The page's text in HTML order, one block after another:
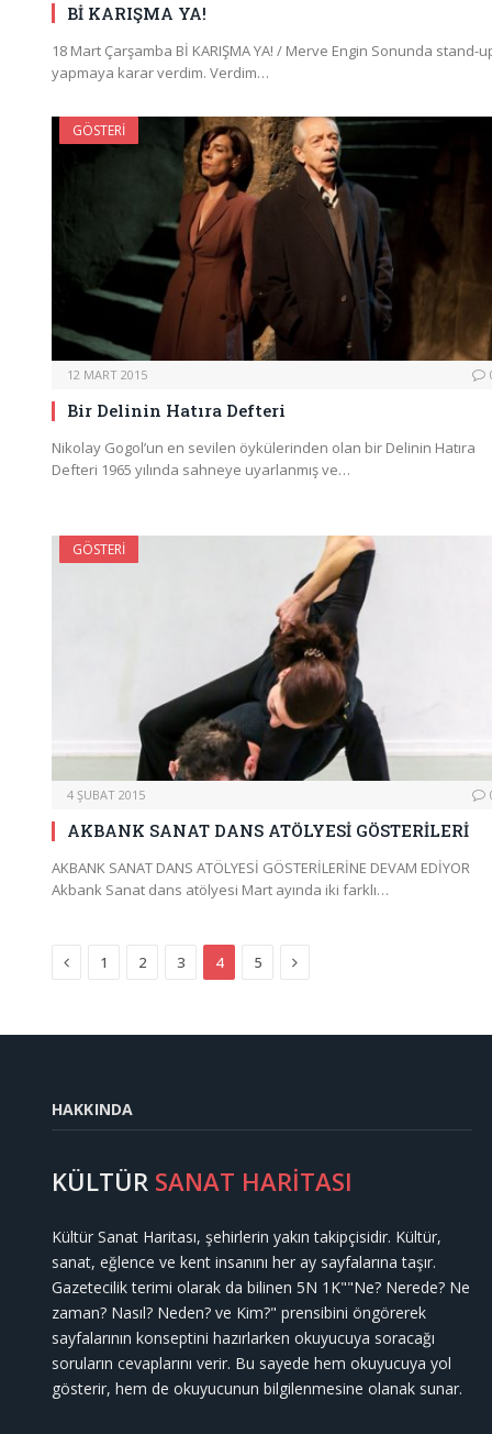
Bİ KARIŞMA YA!
18 Mart Çarşamba Bİ KARIŞMA YA! / Merve Engin Sonunda stand-
yapmaya karar verdim. Verdim…
GÖSTERI
12 MART 2015
Bir Delinin Hatıra Defteri
Nikolay Gogol’un en sevilen öykülerinden olan bir Delinin Hatıra
Defteri 1965 yılında sahneye uyarlanmış ve…
GÖSTERI
4 ŞUBAT 2015
AKBANK SANAT DANS ATÖLYESİ GÖSTERİLERİ
AKBANK SANAT DANS ATÖLYESİ GÖSTERİLERİNE DEVAM EDİYOR
Akbank Sanat dans atölyesi Mart ayında iki farklı…
Previous
1 2 3 4 5 Next
HAKKINDA
KÜLTÜR SANAT HARİTASI
Kültür Sanat Haritası, şehirlerin yakın takipçisidir. Kültür,
sanat, eğlence ve kent insanını her ay sayfalarına taşır.
Gazetecilik terimi olarak da bilinen 5N 1K""Ne? Nerede? Ne
zaman? Nasıl? Neden? ve Kim?" prensibini öngörerek
sayfalarının konseptini hazırlarken okuyucuya soracağı
soruların cevaplarını verir. Bu sayede hem okuyucuya yol
gösterir, hem de okuyucunun bilgilenmesine olanak sunar.